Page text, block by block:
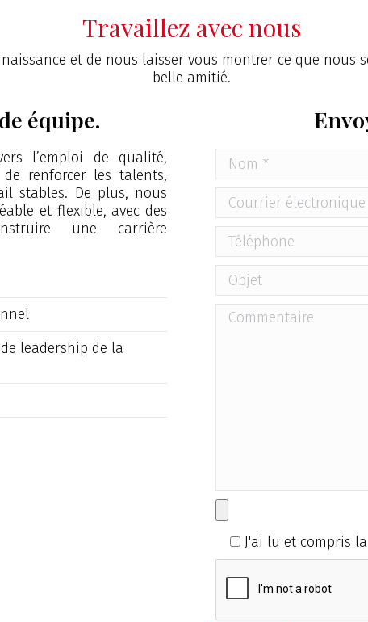
Travaillez avec nous
et de nous laisser vous montrer ce que nous
belle amitié.
équipe.
l’emploi de qualité,
renforcer les talents,
stables. De plus, nous
et flexible, avec des
une carrière
leadership de la
J'ai lu et compris